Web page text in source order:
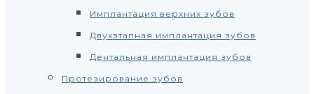
Имплантация верхних зубов
Двухэтапная имплантация зубов
Дентальная имплантация зубов
Протезирование зубов